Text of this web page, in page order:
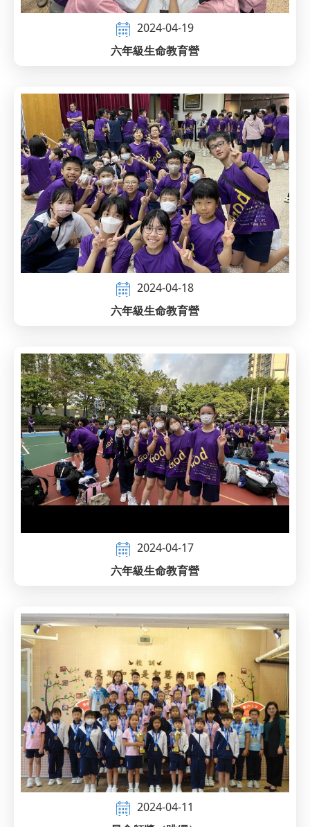
2024-04-19
六年級生命教育營
2024-04-18
六年級生命教育營
2024-04-17
六年級生命教育營
2024-04-11